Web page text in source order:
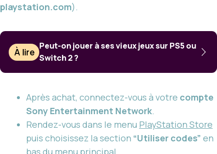
playstation.com).
À lire
Peut-on jouer à ses vieux jeux sur PS5 ou
Switch 2 ?
Après achat, connectez-vous à votre compte
Sony Entertainment Network.
Rendez-vous dans le menu PlayStation Store
puis choisissez la section “Utiliser codes” en
bas du menu principal.